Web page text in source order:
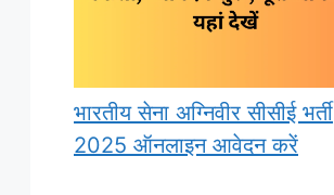
भारतीय सेना अग्निवीर सीसीई भर्ती
2025 ऑनलाइन आवेदन करें